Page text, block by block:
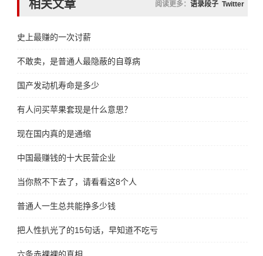
相关文章 阅读更多： 语录段子 Twitter
史上最赚的一次讨薪
不敢卖，是普通人最隐蔽的自尊病
国产发动机寿命是多少
有人问买苹果套现是什么意思？
现在国内真的是通缩
中国最赚钱的十大民营企业
当你熬不下去了，请看看这8个人
普通人一生总共能挣多少钱
把人性扒光了的15句话，早知道不吃亏